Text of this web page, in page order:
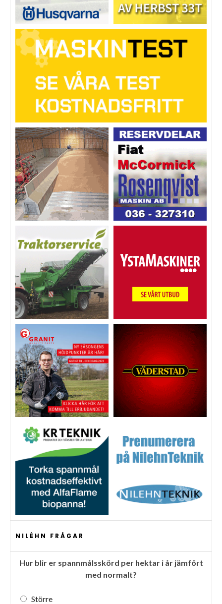
NILÉHN FRÅGAR
Hur blir er spannmålsskörd per hektar i år jämfört
med normalt?
Större